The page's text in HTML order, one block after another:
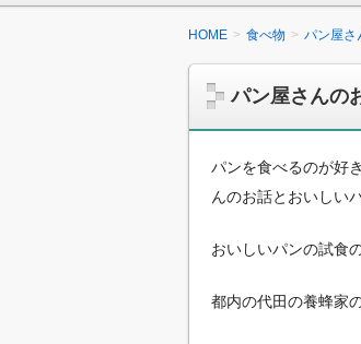
HOME 食べ物 パン屋さ
パン屋さんの
パンを食べるのが好
んのお話とおいしい
おいしいパンの試食
都内の代田の養蜂家